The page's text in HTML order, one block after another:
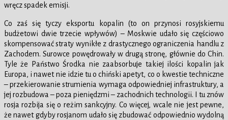
wręcz spadek emisji.
Co zaś się tyczy eksportu kopalin (to on przynosi rosyjskiemu
budżetowi dwie trzecie wpływów) – Moskwie udało się częściowo
skompensować straty wynikłe z drastycznego ograniczenia handlu z
Zachodem. Surowce powędrowały w drugą stronę, głównie do Chin.
Tyle że Państwo Środka nie zaabsorbuje takiej ilości kopalin jak
Europa, i nawet nie idzie tu o chiński apetyt, co o kwestie techniczne
– przekierowanie strumienia wymaga odpowiedniej infrastruktury, a
jej rozbudowa – poza pieniędzmi – zachodnich technologii. I tu znów
rosja rozbija się o reżim sankcyjny. Co więcej, wcale nie jest pewne,
że nawet gdyby rosjanom udało się zbudować odpowiednio wydolną